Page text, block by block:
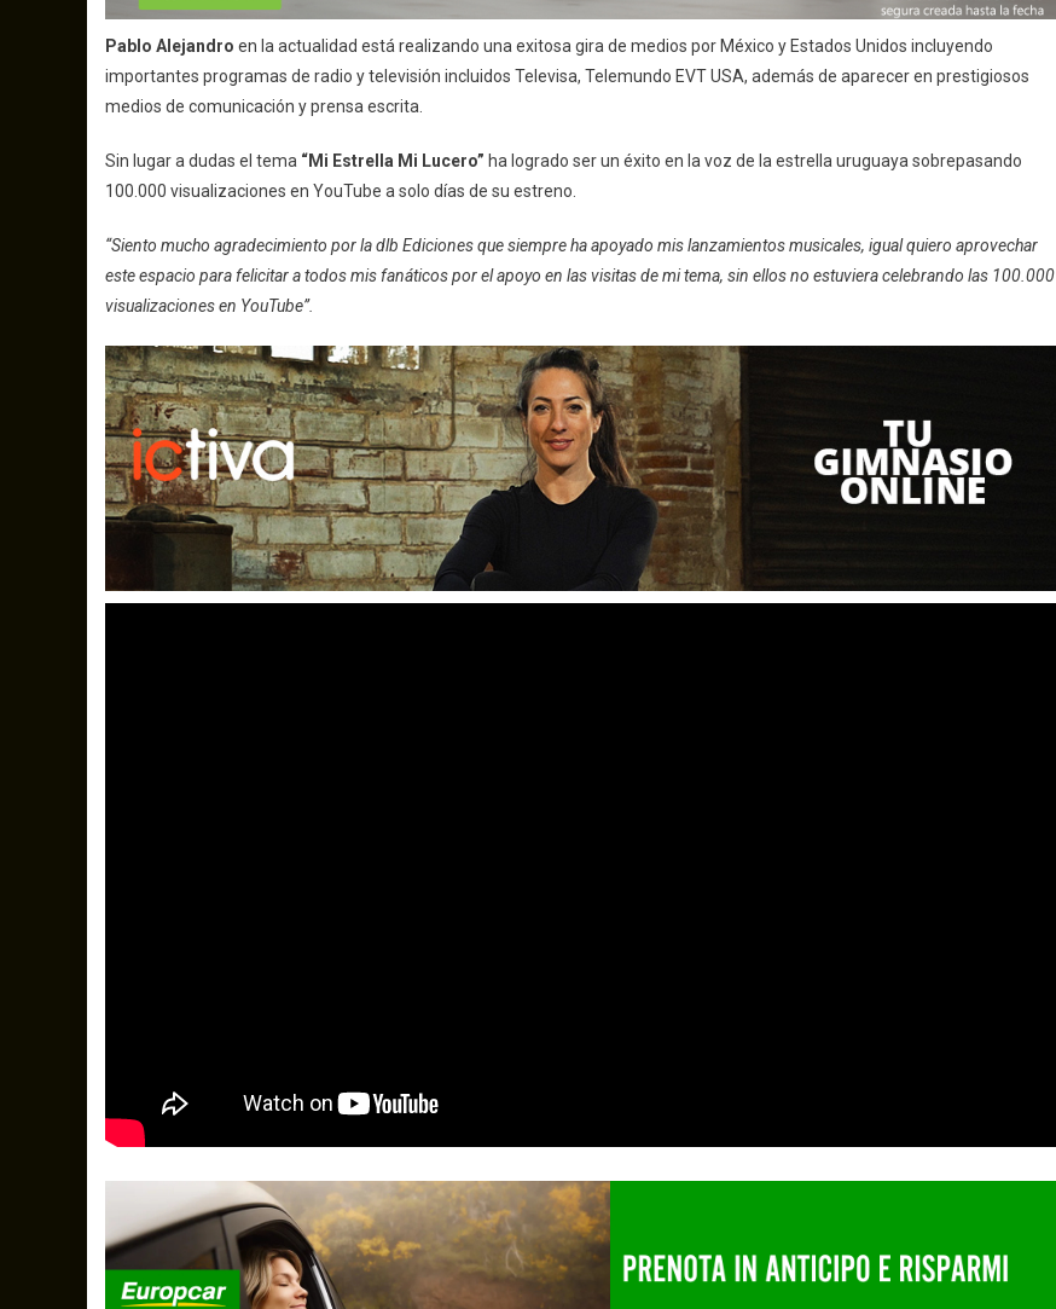
Pablo Alejandro en la actualidad está realizando una exitosa gira de medios por México y Estados Unidos incluyendo
importantes programas de radio y televisión incluidos Televisa, Telemundo EVT USA, además de aparecer en prestigiosos
medios de comunicación y prensa escrita.
Sin lugar a dudas el tema “Mi Estrella Mi Lucero” ha logrado ser un éxito en la voz de la estrella uruguaya sobrepasando
100.000 visualizaciones en YouTube a solo días de su estreno.
“Siento mucho agradecimiento por la dlb Ediciones que siempre ha apoyado mis lanzamientos musicales, igual quiero aprovechar
este espacio para felicitar a todos mis fanáticos por el apoyo en las visitas de mi tema, sin ellos no estuviera celebrando las 100.000
visualizaciones en YouTube”.